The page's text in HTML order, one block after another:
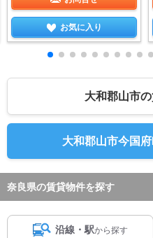
お気に入り
大和郡山市
大和郡山市今国
奈良県の賃貸物件を探す
沿線・駅から探す